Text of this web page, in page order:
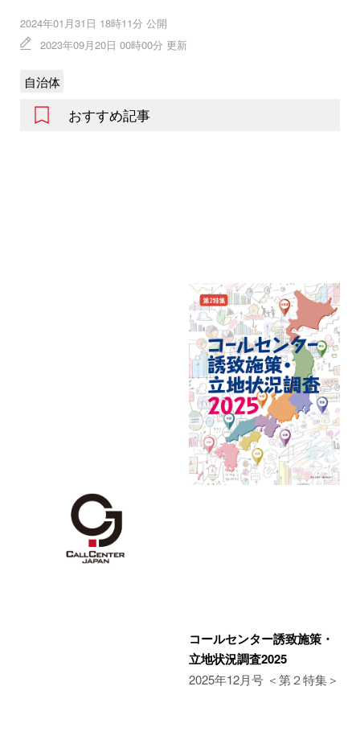
2024年01月31日 18時11分 公開
2023年09月20日 00時00分 更新
自治体
おすすめ記事
コールセンター誘致施策・
立地状況調査2025
2025年12月号 ＜第２特集＞